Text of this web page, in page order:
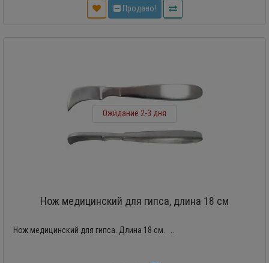
Продано!
Ожидание 2-3 дня
Нож медицинский для гипса, длина 18 см
Нож медицинский для гипса. Длина 18 см. ..